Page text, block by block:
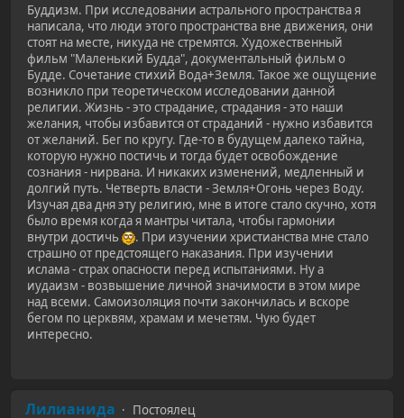
Буддизм. При исследовании астрального пространства я
написала, что люди этого пространства вне движения, они
стоят на месте, никуда не стремятся. Художественный
фильм "Маленький Будда", документальный фильм о
Будде. Сочетание стихий Вода+Земля. Такое же ощущение
возникло при теоретическом исследовании данной
религии. Жизнь - это страдание, страдания - это наши
желания, чтобы избавится от страданий - нужно избавится
от желаний. Бег по кругу. Где-то в будущем далеко тайна,
которую нужно постичь и тогда будет освобождение
сознания - нирвана. И никаких изменений, медленный и
долгий путь. Четверть власти - Земля+Огонь через Воду.
Изучая два дня эту религию, мне в итоге стало скучно, хотя
было время когда я мантры читала, чтобы гармонии
внутри достичь
. При изучении христианства мне стало
страшно от предстоящего наказания. При изучении
ислама - страх опасности перед испытаниями. Ну а
иудаизм - возвышение личной значимости в этом мире
над всеми. Самоизоляция почти закончилась и вскоре
бегом по церквям, храмам и мечетям. Чую будет
интересно.
Лилианида Постоялец